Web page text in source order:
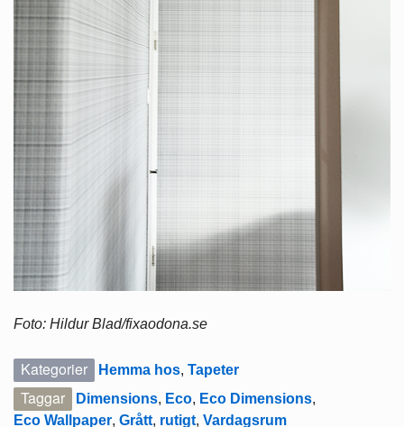
Foto: Hildur Blad/fixaodona.se
Kategorier Hemma hos, Tapeter
Taggar Dimensions, Eco, Eco Dimensions,
Eco Wallpaper, Grått, rutigt, Vardagsrum